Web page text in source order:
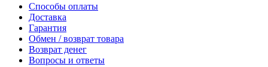
Способы оплаты
Доставка
Гарантия
Обмен / возврат товара
Возврат денег
Вопросы и ответы